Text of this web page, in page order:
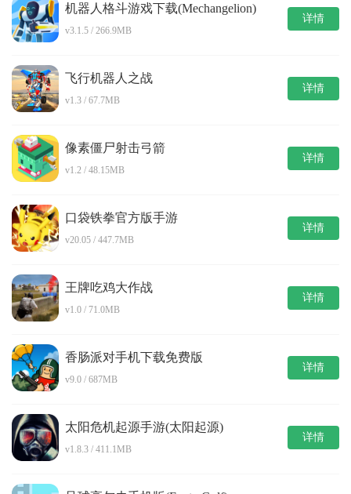
机器人格斗游戏下载(Mechangelion)
v3.1.5 / 266.9MB
详情
飞行机器人之战
v1.3 / 67.7MB
详情
像素僵尸射击弓箭
v1.2 / 48.15MB
详情
口袋铁拳官方版手游
v20.05 / 447.7MB
详情
王牌吃鸡大作战
v1.0 / 71.0MB
详情
香肠派对手机下载免费版
v9.0 / 687MB
详情
太阳危机起源手游(太阳起源)
v1.8.3 / 411.1MB
详情